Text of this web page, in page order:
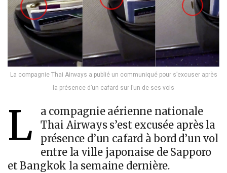
La compagnie Thai Airways a publié un communiqué pour s’excuser après
la présence d’un cafard sur l’un de ses vols
L
a compagnie aérienne nationale
Thai Airways s’est excusée après la
présence d’un cafard à bord d’un vol
entre la ville japonaise de Sapporo
et Bangkok la semaine dernière.